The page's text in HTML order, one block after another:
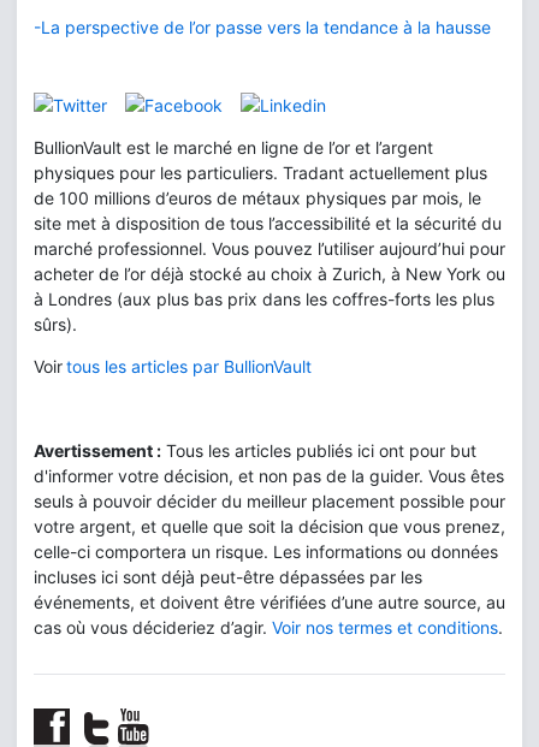
-La perspective de l’or passe vers la tendance à la hausse
BullionVault est le marché en ligne de l’or et l’argent
physiques pour les particuliers. Tradant actuellement plus
de 100 millions d’euros de métaux physiques par mois, le
site met à disposition de tous l’accessibilité et la sécurité du
marché professionnel. Vous pouvez l’utiliser aujourd’hui pour
acheter de l’or déjà stocké au choix à Zurich, à New York ou
à Londres (aux plus bas prix dans les coffres-forts les plus
sûrs).
Voirtous les articles par BullionVault
Avertissement : Tous les articles publiés ici ont pour but
d'informer votre décision, et non pas de la guider. Vous êtes
seuls à pouvoir décider du meilleur placement possible pour
votre argent, et quelle que soit la décision que vous prenez,
celle-ci comportera un risque. Les informations ou données
incluses ici sont déjà peut-être dépassées par les
événements, et doivent être vérifiées d’une autre source, au
cas où vous décideriez d’agir. Voir nos termes et conditions.